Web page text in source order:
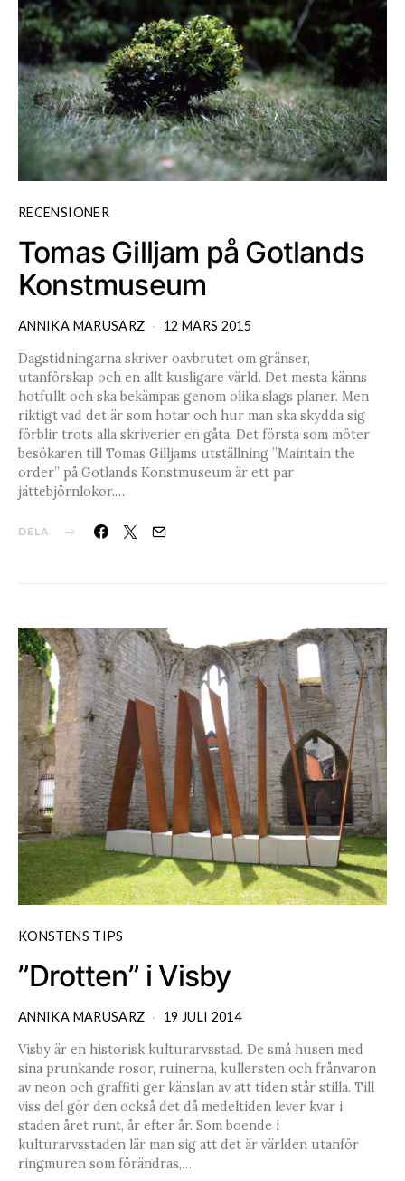
RECENSIONER
Tomas Gilljam på Gotlands
Konstmuseum
ANNIKA MARUSARZ 12 MARS 2015
Dagstidningarna skriver oavbrutet om gränser,
utanförskap och en allt kusligare värld. Det mesta känns
hotfullt och ska bekämpas genom olika slags planer. Men
riktigt vad det är som hotar och hur man ska skydda sig
förblir trots alla skriverier en gåta. Det första som möter
besökaren till Tomas Gilljams utställning ”Maintain the
order” på Gotlands Konstmuseum är ett par
jättebjörnlokor.…
DELA
KONSTENS TIPS
”Drotten” i Visby
ANNIKA MARUSARZ 19 JULI 2014
Visby är en historisk kulturarvsstad. De små husen med
sina prunkande rosor, ruinerna, kullersten och frånvaron
av neon och graffiti ger känslan av att tiden står stilla. Till
viss del gör den också det då medeltiden lever kvar i
staden året runt, år efter år. Som boende i
kulturarvsstaden lär man sig att det är världen utanför
ringmuren som förändras,…